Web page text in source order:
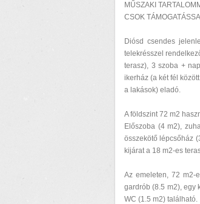
MŰSZAKI
CSOK
Diósd csendes
telekrésszel
terasz), 3 szoba +
ikerház (a két fél
a lakások) eladó.
A földszint 72 m2
Előszoba (4 m2),
összekötő lépcsőház
kijárat a 18 m2-es
Az emeleten, 72 m2-
gardrób (8.5 m2), egy
WC (1.5 m2) található.